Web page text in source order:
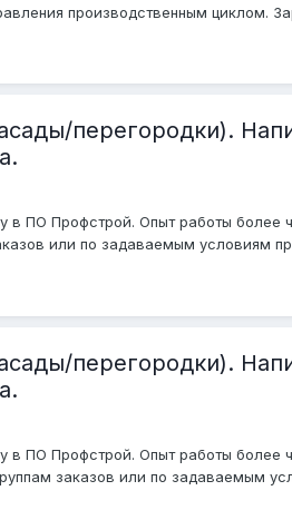
производственным циклом.
перегородки).
ПО Профстрой. Опыт работы более
или по задаваемым условиям
перегородки).
ПО Профстрой. Опыт работы более
заказов или по задаваемым